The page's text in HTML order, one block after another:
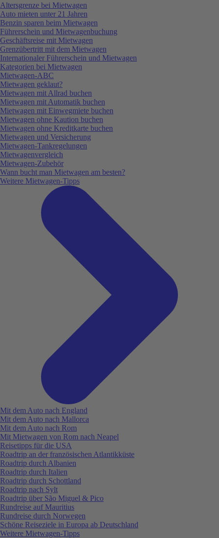
Altersgrenze bei Mietwagen
Auto mieten unter 21 Jahren
Benzin sparen beim Mietwagen
Führerschein und Mietwagenbuchung
Geschäftsreise mit Mietwagen
Grenzübertritt mit dem Mietwagen
Internationaler Führerschein und Mietwagen
Kategorien bei Mietwagen
Mietwagen-ABC
Mietwagen geklaut?
Mietwagen mit Allrad buchen
Mietwagen mit Automatik buchen
Mietwagen mit Einwegmiete buchen
Mietwagen ohne Kaution buchen
Mietwagen ohne Kreditkarte buchen
Mietwagen und Versicherung
Mietwagen-Tankregelungen
Mietwagenvergleich
Mietwagen-Zubehör
Wann bucht man Mietwagen am besten?
Weitere Mietwagen-Tipps
Mit dem Auto nach England
Mit dem Auto nach Mallorca
Mit dem Auto nach Rom
Mit Mietwagen von Rom nach Neapel
Reisetipps für die USA
Roadtrip an der französischen Atlantikküste
Roadtrip durch Albanien
Roadtrip durch Italien
Roadtrip durch Schottland
Roadtrip nach Sylt
Roadtrip über São Miguel & Pico
Rundreise auf Mauritius
Rundreise durch Norwegen
Schöne Reiseziele in Europa ab Deutschland
Weitere Mietwagen-Tipps